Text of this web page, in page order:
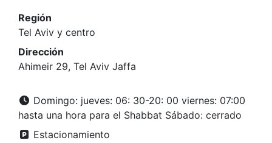
Región
Tel Aviv y centro
Dirección
Ahimeir 29, Tel Aviv Jaffa
Domingo: jueves: 06: 30-20: 00 viernes: 07:00
hasta una hora para el Shabbat Sábado: cerrado
Estacionamiento